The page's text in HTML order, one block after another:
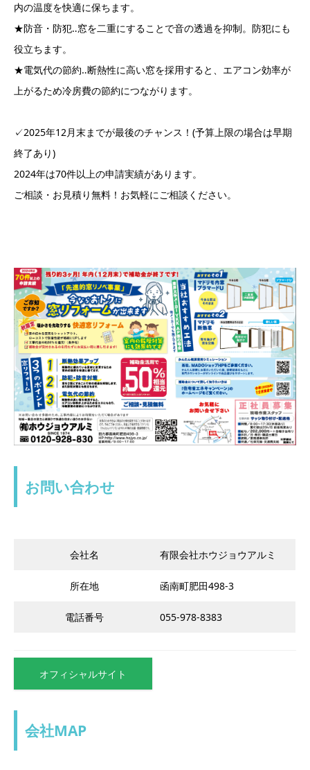
内の温度を快適に保ちます。
★防音・防犯‥窓を二重にすることで音の透過を抑制。防犯にも
役立ちます。
★電気代の節約‥断熱性に高い窓を採用すると、エアコン効率が
上がるため冷房費の節約につながります。
✓2025年12月末までが最後のチャンス！(予算上限の場合は早期
終了あり)
2024年は70件以上の申請実績があります。
ご相談・お見積り無料！お気軽にご相談ください。
お問い合わせ
会社名 有限会社ホウジョウアルミ
所在地 函南町肥田498-3
電話番号 055-978-8383
オフィシャルサイト
会社MAP